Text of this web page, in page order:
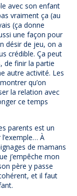
avec son enfant
vraiment ça (au
(ça donne
une façon pour
désir de jeu, on a
crédible. Ça peut
de finir la partie
autre activité. Les
qu’on
la relation avec
ce temps
parents est un
À
de mamans
j’empêche mon
père y passe
et il faut